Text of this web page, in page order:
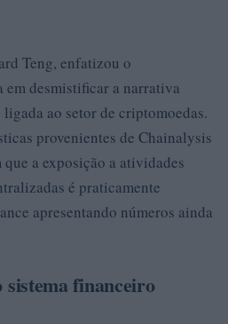
Teng, enfatizou o
em desmistificar a narrativa
ao setor de criptomoedas.
provenientes de Chainalysis
a exposição a atividades
é praticamente
apresentando números ainda
financeiro